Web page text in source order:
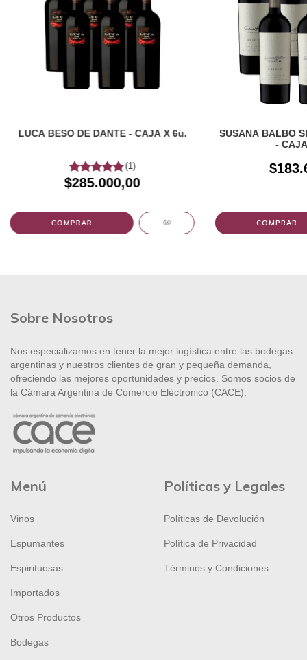
LUCA BESO DE DANTE - CAJA X 6u.
(1)
$285.000,00
SUSANA BALBO
-
Sobre Nosotros
Nos especializamos en tener la mejor logística entre las bodegas
argentinas y nuestros clientes de gran y pequeña demanda,
ofreciendo las mejores oportunidades y precios. Somos socios de
la Cámara Argentina de Comercio Eléctronico (CACE).
Menú
Vinos
Espumantes
Espirituosas
Importados
Otros Productos
Bodegas
Políticas y Legales
Políticas de Devolución
Política de Privacidad
Términos y Condiciones